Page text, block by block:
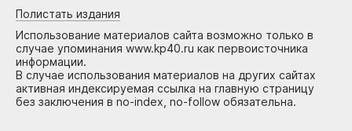
Полистать издания
Использование материалов сайта возможно только в
случае упоминания www.kp40.ru как первоисточника
информации.
В случае использования материалов на других сайтах
активная индексируемая ссылка на главную страницу
без заключения в no-index, no-follow обязательна.